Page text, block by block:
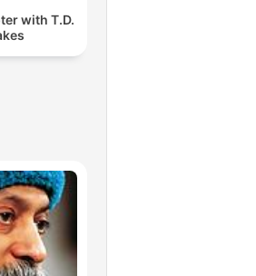
with T.D.